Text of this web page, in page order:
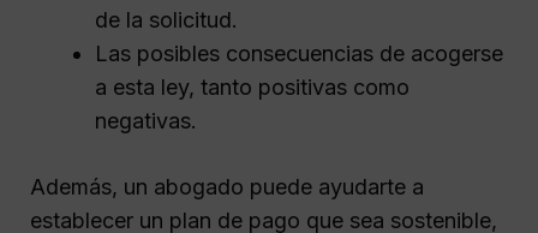
de la solicitud.
Las posibles consecuencias de acogerse
a esta ley, tanto positivas como
negativas.
Además, un abogado puede ayudarte a
establecer un plan de pago que sea sostenible,